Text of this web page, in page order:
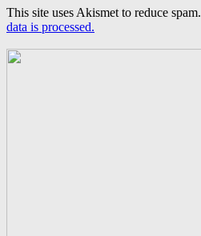
This site uses Akismet to reduce spam.
data is processed.